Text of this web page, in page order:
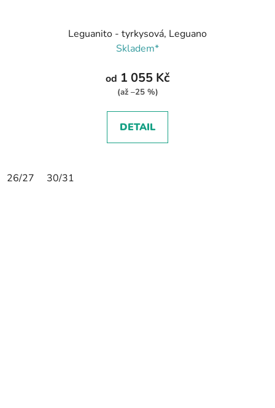
Leguanito - tyrkysová, Leguano
Skladem*
od 1 055 Kč
(až –25 %)
DETAIL
26/27 30/31